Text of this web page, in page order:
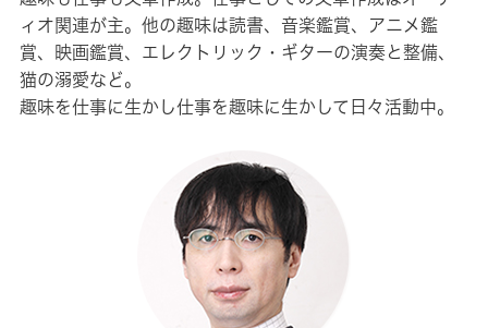
ィオ関連が主。他の趣味は読書、音楽鑑賞、アニメ鑑
賞、映画鑑賞、エレクトリック・ギターの演奏と整備、
猫の溺愛など。
趣味を仕事に生かし仕事を趣味に生かして日々活動中。